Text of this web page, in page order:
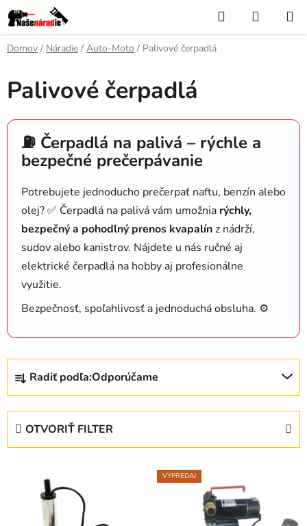
Prejsť
na
obsah
Hľadať
KOŠÍK
Domov / Náradie / Auto-Moto / Palivové čerpadlá
Palivové čerpadlá
⛽ Čerpadlá na palivá – rýchle a
bezpečné prečerpávanie
Potrebujete jednoducho prečerpať naftu, benzín alebo
olej? ✅ Čerpadlá na palivá vám umožnia rýchly,
bezpečný a pohodlný prenos kvapalínz nádrží,
sudov alebo kanistrov. Nájdete u nás ručné aj
elektrické čerpadlá na hobby aj profesionálne
využitie.
Bezpečnosť, spoľahlivosť a jednoduchá obsluha. ⚙️
R
d
Radiť podľa:Odporúčame
OTVORIŤ FILTER
VÝPREDAJ